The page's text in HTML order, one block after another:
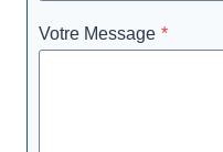
Votre Message *